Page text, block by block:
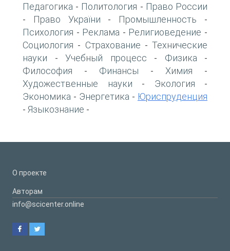
Педагогика - Политология - Право России
- Право України - Промышленность -
Психология - Реклама - Религиоведение -
Социология - Страхование - Технические
науки - Учебный процесс - Физика -
Философия - Финансы - Химия -
Художественные науки - Экология -
Экономика - Энергетика - Юриспруденция
- Языкознание -
О проекте
Авторам
info@scicenter.online